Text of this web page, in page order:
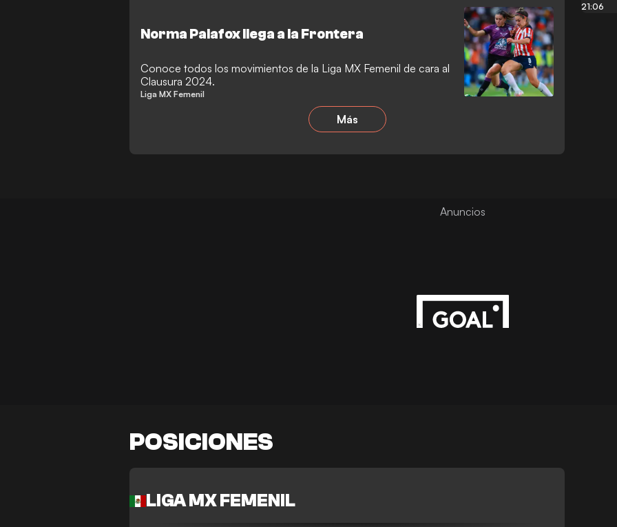
Norma Palafox llega a la Frontera
Conoce todos los movimientos de la Liga MX Femenil de cara al
Clausura 2024.
Liga MX Femenil
Más
21:06
POSICIONES
LIGA MX FEMENIL